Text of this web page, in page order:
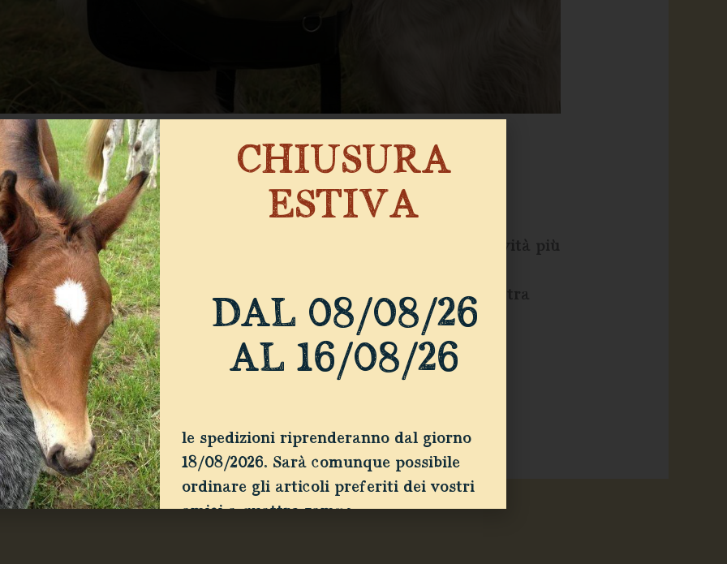
devi sapere? Il trekking con il cane rappresentano una delle attività più
che per i loro amici a quattro zampe. Non solo offrono
natura e godere dell’aria aperta, ma rafforzano anche il legame tra
per […]
CHIUSURA
ESTIVA
DAL 08/08/26
AL 16/08/26
le spedizioni riprenderanno dal giorno
18/08/2026. Sarà comunque possibile
ordinare gli articoli preferiti dei vostri
amici a quattro zampe